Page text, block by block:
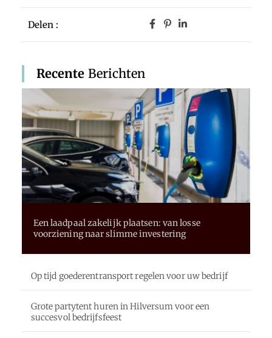
Delen :
Recente Berichten
Een laadpaal zakelijk plaatsen: van losse
voorziening naar slimme investering
Op tijd goederentransport regelen voor uw bedrijf
Grote partytent huren in Hilversum voor een
succesvol bedrijfsfeest